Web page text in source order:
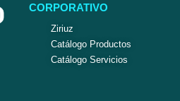
CORPORATIVO
Ziriuz
Catálogo Productos
Catálogo Servicios